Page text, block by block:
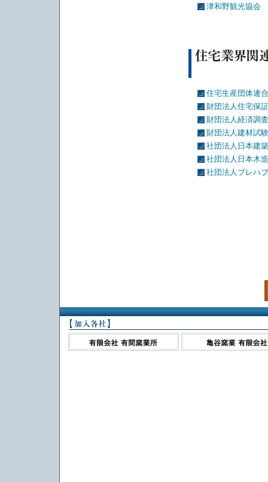
津和野観光協会
住宅生産団体連
財団法人住宅保
財団法人経済調
財団法人建材試
社団法人日本建
社団法人日本木
社団法人プレハ